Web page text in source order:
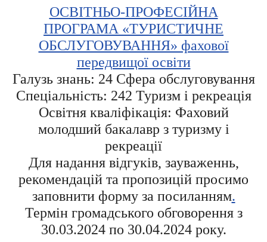
ОСВІТНЬО-ПРОФЕСІЙНА
ПРОГРАМА «ТУРИСТИЧНЕ
ОБСЛУГОВУВАННЯ» фахової
передвищої освіти
Галузь знань: 24 Сфера обслуговування
Спеціальність: 242 Туризм і рекреація
Освітня кваліфікація: Фаховий
молодший бакалавр з туризму і
рекреації
Для надання відгуків, зауваженнь,
рекомендацій та пропозицій просимо
заповнити форму за посиланням.
Термін громадського обговорення з
30.03.2024 по 30.04.2024 року.